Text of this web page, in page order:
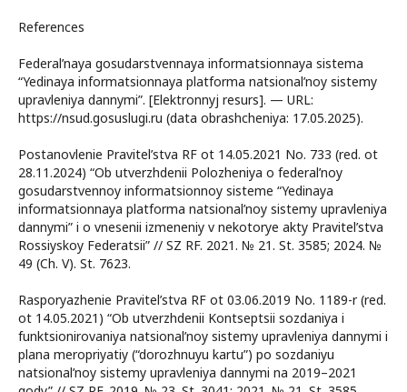
References
Federal’naya gosudarstvennaya informatsionnaya sistema
“Yedinaya informatsionnaya platforma natsional’noy sistemy
upravleniya dannymi”. [Elektronnyj resurs]. — URL:
https://nsud.gosuslugi.ru (data obrashcheniya: 17.05.2025).
Postanovlenie Pravitel’stva RF ot 14.05.2021 No. 733 (red. ot
28.11.2024) “Ob utverzhdenii Polozheniya o federal’noy
gosudarstvennoy informatsionnoy sisteme “Yedinaya
informatsionnaya platforma natsional’noy sistemy upravleniya
dannymi” i o vnesenii izmeneniy v nekotorye akty Pravitel’stva
Rossiyskoy Federatsii” // SZ RF. 2021. № 21. St. 3585; 2024. №
49 (Ch. V). St. 7623.
Rasporyazhenie Pravitel’stva RF ot 03.06.2019 No. 1189-r (red.
ot 14.05.2021) “Ob utverzhdenii Kontseptsii sozdaniya i
funktsionirovaniya natsional’noy sistemy upravleniya dannymi i
plana meropriyatiy (“dorozhnuyu kartu”) po sozdaniyu
natsional’noy sistemy upravleniya dannymi na 2019–2021